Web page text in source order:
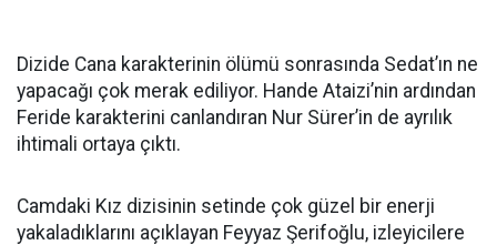
Dizide Cana karakterinin ölümü sonrasında Sedat’ın ne
yapacağı çok merak ediliyor. Hande Ataizi’nin ardından
Feride karakterini canlandıran Nur Sürer’in de ayrılık
ihtimali ortaya çıktı.
Camdaki Kız dizisinin setinde çok güzel bir enerji
yakaladıklarını açıklayan Feyyaz Şerifoğlu, izleyicilere